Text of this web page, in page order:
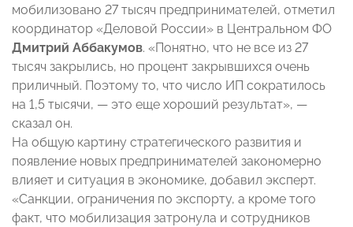
мобилизовано 27 тысяч предпринимателей, отметил
координатор «Деловой России» в Центральном ФО
Дмитрий Аббакумов. «Понятно, что не все из 27
тысяч закрылись, но процент закрывшихся очень
приличный. Поэтому то, что число ИП сократилось
на 1,5 тысячи, — это еще хороший результат», —
сказал он.
На общую картину стратегического развития и
появление новых предпринимателей закономерно
влияет и ситуация в экономике, добавил эксперт.
«Санкции, ограничения по экспорту, а кроме того
факт, что мобилизация затронула и сотрудников